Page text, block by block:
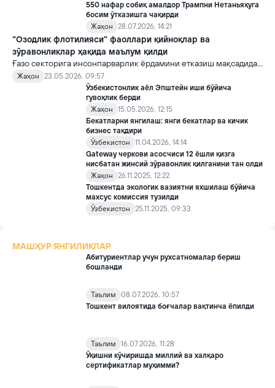
550 нафар собиқ амалдор Трампни Нетаньяҳуга
босим ўтказишга чақирди
Жаҳон
28.07.2026, 14:21
“Озодлик флотилияси” фаоллари қийноқлар ва
зўравонликлар ҳақида маълум қилди
Ғазо секторига инсонпарварлик ёрдамини етказиш мақсадида
йўлга чиққан “Озодлик флотилияси” (“Freedom Flotilla”)
иштирокчилари Исроил томонидан ушланганидан кейин
қийноқ ва шафқатсиз муносабатларга дуч келганини маълум
Жаҳон
23.05.2026, 09:57
Ўзбекистонлик аёл Эпштейн иши бўйича
гувоҳлик берди
Жаҳон
15.05.2026, 12:15
Бекатларни янгилаш: янги бекатлар ва кичик
бизнес тақдири
Ўзбекистон
11.04.2026, 14:14
Gateway черкови асосчиси 12 ёшли қизга
нисбатан жинсий зўравонлик қилганини тан олди
Жаҳон
26.11.2025, 12:22
Тошкентда экологик вазиятни яхшилаш бўйича
махсус комиссия тузилди
Ўзбекистон
25.11.2025, 09:33
МАШҲУР ЯНГИЛИКЛАР
Абитуриентлар учун рухсатномалар бериш
бошланди
Таълим
08.07.2026, 10:57
Тошкент вилоятида боғчалар вақтинча ёпилди
Таълим
16.07.2026, 11:28
Ўқишни кўчиришда миллий ва халқаро
сертификатлар муҳимми?